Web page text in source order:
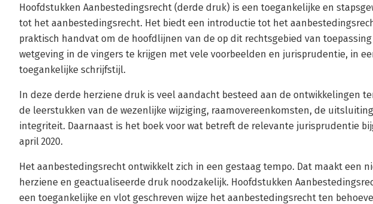
Hoofdstukken Aanbestedingsrecht (derde druk) is een toegankelijke en
tot het aanbestedingsrecht. Het biedt een introductie tot het
praktisch handvat om de hoofdlijnen van de op dit rechtsgebied van
wetgeving in de vingers te krijgen met vele voorbeelden en jurisprudentie, in
toegankelijke schrijfstijl.
In deze derde herziene druk is veel aandacht besteed aan de ontwikkelingen
de leerstukken van de wezenlijke wijziging, raamovereenkomsten, de
integriteit. Daarnaast is het boek voor wat betreft de relevante jurisprudentie
april 2020.
Het aanbestedingsrecht ontwikkelt zich in een gestaag tempo. Dat maakt een
herziene en geactualiseerde druk noodzakelijk. Hoofdstukken
een toegankelijke en vlot geschreven wijze het aanbestedingsrecht ten